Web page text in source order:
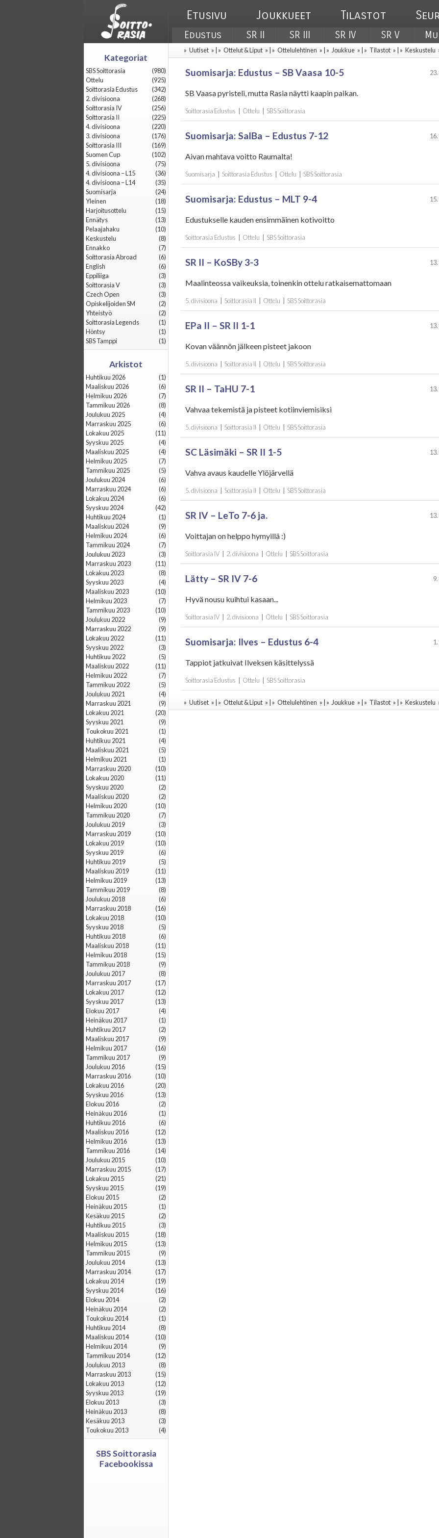
Etusivu Joukkueet Tilastot
Edustus SR II SR III SR IV SR V
» Uutiset » | » Ottelut & Liput » | » Ottelulehtinen » | » Joukkue » | » Tilastot » | » Keskustelu
Suomisarja: Edustus – SB Vaasa 10-5
SB Vaasa pyristeli, mutta Rasia näytti kaapin paikan.
Soittorasia Edustus Ottelu SBS Soittorasia
Suomisarja: SalBa – Edustus 7-12
Aivan mahtava voitto Raumalta!
Suomisarja Soittorasia Edustus Ottelu SBS Soittorasia
Suomisarja: Edustus – MLT 9-4
Edustukselle kauden ensimmäinen kotivoitto
Soittorasia Edustus Ottelu SBS Soittorasia
SR II – KoSBy 3-3
Maalinteossa vaikeuksia, toinenkin ottelu ratkaisemattomaan
5. divisioona Soittorasia II Ottelu SBS Soittorasia
EPa II – SR II 1-1
Kovan väännön jälkeen pisteet jakoon
5. divisioona Soittorasia II Ottelu SBS Soittorasia
SR II – TaHU 7-1
Vahvaa tekemistä ja pisteet kotiinviemisiksi
5. divisioona Soittorasia II Ottelu SBS Soittorasia
SC Läsimäki – SR II 1-5
Vahva avaus kaudelle Ylöjärvellä
5. divisioona Soittorasia II Ottelu SBS Soittorasia
SR IV – LeTo 7-6 ja.
Voittajan on helppo hymyillä :)
Soittorasia IV 2. divisioona Ottelu SBS Soittorasia
Lätty – SR IV 7-6
Hyvä nousu kuihtui kasaan...
Soittorasia IV 2. divisioona Ottelu SBS Soittorasia
Suomisarja: Ilves – Edustus 6-4
Tappiot jatkuivat Ilveksen käsittelyssä
Soittorasia Edustus Ottelu SBS Soittorasia
» Uutiset » | » Ottelut & Liput » | » Ottelulehtinen » | » Joukkue » | » Tilastot » | » Keskustelu
Kategoriat
SBS Soittorasia
(980)
Ottelu
(925)
Soittorasia Edustus
(342)
2. divisioona
(268)
Soittorasia IV
(256)
Soittorasia II
(225)
4. divisioona
(220)
3. divisioona
(176)
Soittorasia III
(169)
Suomen Cup
(102)
5. divisioona
(75)
4. divisioona – L15
(36)
4. divisioona – L14
(35)
Suomisarja
(24)
Yleinen
(18)
Harjoitusottelu
(15)
Ennätys
(13)
Pelaajahaku
(10)
Keskustelu
(8)
Ennakko
(7)
Soittorasia Abroad
(6)
English
(6)
Eppiliiga
(3)
Soittorasia V
(3)
Czech Open
(3)
Opiskelijoiden SM
(2)
Yhteistyö
(2)
Soittorasia Legends
(1)
Höntsy
(1)
SBS Tamppi
(1)
Arkistot
huhtikuu 2026
(1)
maaliskuu 2026
(6)
helmikuu 2026
(7)
tammikuu 2026
(8)
joulukuu 2025
(4)
marraskuu 2025
(6)
lokakuu 2025
(11)
syyskuu 2025
(4)
maaliskuu 2025
(4)
helmikuu 2025
(7)
tammikuu 2025
(5)
joulukuu 2024
(6)
marraskuu 2024
(6)
lokakuu 2024
(6)
syyskuu 2024
(42)
huhtikuu 2024
(1)
maaliskuu 2024
(9)
helmikuu 2024
(6)
tammikuu 2024
(7)
joulukuu 2023
(3)
marraskuu 2023
(11)
lokakuu 2023
(8)
syyskuu 2023
(4)
maaliskuu 2023
(10)
helmikuu 2023
(7)
tammikuu 2023
(10)
joulukuu 2022
(9)
marraskuu 2022
(9)
lokakuu 2022
(11)
syyskuu 2022
(3)
huhtikuu 2022
(5)
maaliskuu 2022
(11)
helmikuu 2022
(7)
tammikuu 2022
(5)
joulukuu 2021
(4)
marraskuu 2021
(9)
lokakuu 2021
(20)
syyskuu 2021
(9)
toukokuu 2021
(1)
huhtikuu 2021
(4)
maaliskuu 2021
(5)
helmikuu 2021
(1)
marraskuu 2020
(10)
lokakuu 2020
(11)
syyskuu 2020
(2)
maaliskuu 2020
(2)
helmikuu 2020
(10)
tammikuu 2020
(7)
joulukuu 2019
(3)
marraskuu 2019
(10)
lokakuu 2019
(10)
syyskuu 2019
(6)
huhtikuu 2019
(5)
maaliskuu 2019
(11)
helmikuu 2019
(13)
tammikuu 2019
(8)
joulukuu 2018
(6)
marraskuu 2018
(16)
lokakuu 2018
(10)
syyskuu 2018
(5)
huhtikuu 2018
(6)
maaliskuu 2018
(11)
helmikuu 2018
(15)
tammikuu 2018
(9)
joulukuu 2017
(8)
marraskuu 2017
(17)
lokakuu 2017
(12)
syyskuu 2017
(13)
elokuu 2017
(4)
heinäkuu 2017
(1)
huhtikuu 2017
(2)
maaliskuu 2017
(9)
helmikuu 2017
(16)
tammikuu 2017
(9)
joulukuu 2016
(15)
marraskuu 2016
(10)
lokakuu 2016
(20)
syyskuu 2016
(13)
elokuu 2016
(2)
heinäkuu 2016
(1)
huhtikuu 2016
(6)
maaliskuu 2016
(12)
helmikuu 2016
(13)
tammikuu 2016
(14)
joulukuu 2015
(10)
marraskuu 2015
(17)
lokakuu 2015
(21)
syyskuu 2015
(19)
elokuu 2015
(2)
heinäkuu 2015
(1)
kesäkuu 2015
(2)
huhtikuu 2015
(3)
maaliskuu 2015
(18)
helmikuu 2015
(13)
tammikuu 2015
(9)
joulukuu 2014
(13)
marraskuu 2014
(17)
lokakuu 2014
(19)
syyskuu 2014
(16)
elokuu 2014
(2)
heinäkuu 2014
(2)
toukokuu 2014
(1)
huhtikuu 2014
(8)
maaliskuu 2014
(10)
helmikuu 2014
(9)
tammikuu 2014
(12)
joulukuu 2013
(8)
marraskuu 2013
(15)
lokakuu 2013
(12)
syyskuu 2013
(19)
elokuu 2013
(3)
heinäkuu 2013
(8)
kesäkuu 2013
(3)
toukokuu 2013
(4)
SBS Soittorasia
Facebookissa